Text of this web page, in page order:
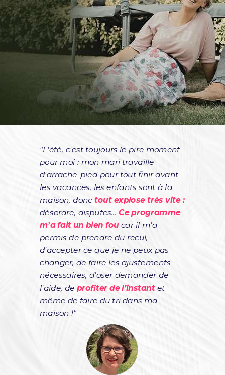
"L'été, c'est toujours le pire moment
pour moi : mon mari travaille
d'arrache-pied pour tout finir avant
les vacances, les enfants sont à la
maison, donc tout explose très vite :
désordre, disputes... Ce programme
m’a fait unbien foucar il m’a
permis de prendre du recul,
d'accepter ce que je ne peux pas
changer, de faire les ajustements
nécessaires, d’oser demander de
l'aide, de profiter de l’instant et
même de faire du tri dans ma
maison !"